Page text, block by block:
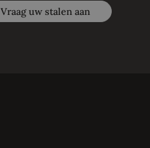
Vraag uw stalen aan